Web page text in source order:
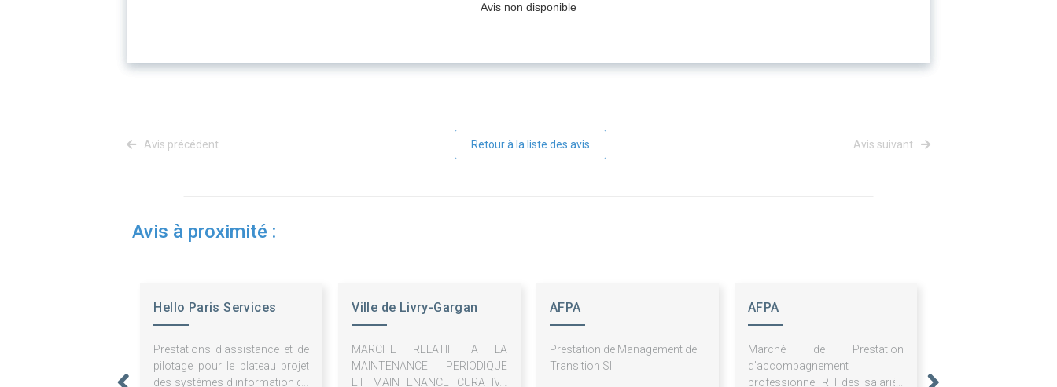
Avis non disponible
Avis précédent Retour à la liste des avis Avis suivant
Avis à proximité :
Hello Paris Services
Prestations d'assistance et de
pilotage pour le plateau projet
des systèmes d'information du
Ville de Livry-Gargan
MARCHE RELATIF A LA
MAINTENANCE PERIODIQUE
ET MAINTENANCE CURATIVE
AFPA
Prestation de Management de
Transition SI
AFPA
Marché de Prestation
d'accompagnement
professionnel RH des salariés